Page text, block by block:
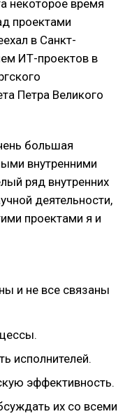
некоторое время
проектами
в Санкт-
ИТ-проектов в
Петра Великого
большая
внутренними
ряд внутренних
деятельности,
проектами я и
и не все связаны
исполнителей.
эффективность.
их со всеми